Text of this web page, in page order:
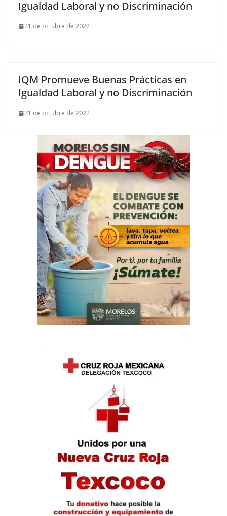
Igualdad Laboral y no Discriminación
21 de octubre de 2022
IQM Promueve Buenas Prácticas en
Igualdad Laboral y no Discriminación
21 de octubre de 2022